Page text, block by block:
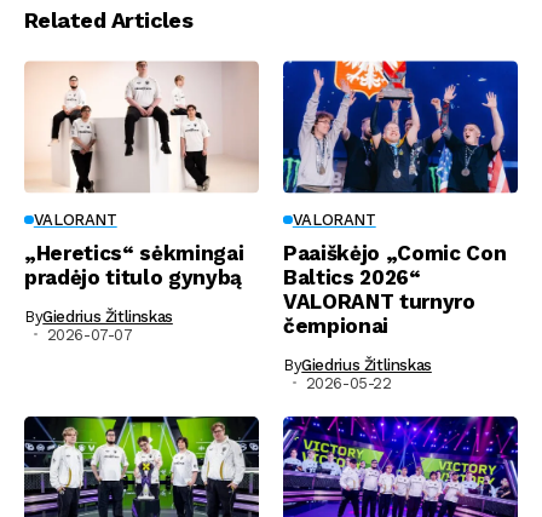
Related Articles
VALORANT
„Heretics“ sėkmingai
pradėjo titulo gynybą
ByGiedrius Žitlinskas
2026-07-07
VALORANT
Paaiškėjo „Comic Con
Baltics 2026“
VALORANT turnyro
čempionai
ByGiedrius Žitlinskas
2026-05-22